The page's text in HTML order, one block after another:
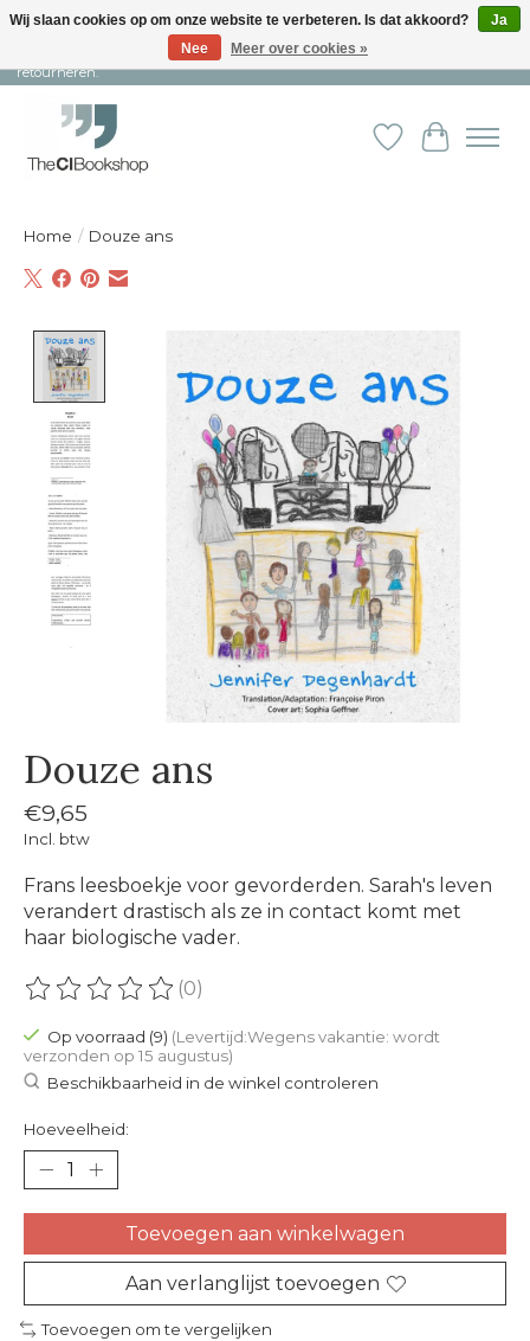
Snelle levering en persoonlijke service ︱ Niet goed? Geld terug! ︱ Gratis
retourneren.
Verlanglijst
Home / Douze ans
Product image slideshow Items
Douze ans
€9,65
Incl. btw
Frans leesboekje voor gevorderden. Sarah's leven
verandert drastisch als ze in contact komt met
haar biologische vader.
De beoordeling van dit product is
(0)
Op voorraad (9) (Levertijd:Wegens vakantie: wordt
verzonden op 15 augustus)
Beschikbaarheid in de winkel controleren
Hoeveelheid:
Toevoegen aan winkelwagen
Aan verlanglijst toevoegen
Toevoegen om te vergelijken
Wij slaan cookies op om onze website te verbeteren. Is dat akkoord?
Ja
Nee
Meer over cookies »